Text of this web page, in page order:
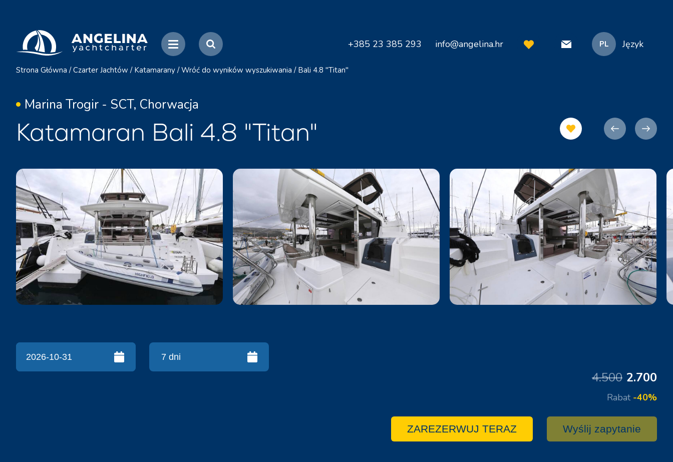
+385 23 385 293 info@angelina.hr PL Język
Strona Główna / Czarter Jachtów / Katamarany / Wróć do wyników wyszukiwania / Bali 4.8 "Titan"
Marina Trogir - SCT, Chorwacja
Katamaran Bali 4.8 "Titan"
4.500 2.700
Rabat -40%
ZAREZERWUJ TERAZ Wyślij zapytanie